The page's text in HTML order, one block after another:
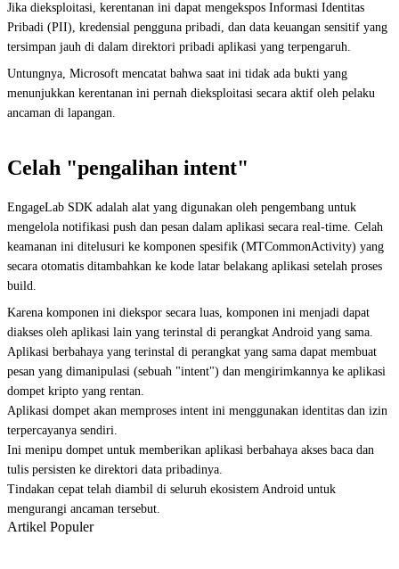
Jika dieksploitasi, kerentanan ini dapat mengekspos Informasi Identitas
Pribadi (PII), kredensial pengguna pribadi, dan data keuangan sensitif yang
tersimpan jauh di dalam direktori pribadi aplikasi yang terpengaruh.
Untungnya, Microsoft mencatat bahwa saat ini tidak ada bukti yang
menunjukkan kerentanan ini pernah dieksploitasi secara aktif oleh pelaku
ancaman di lapangan.
Celah "pengalihan intent"
EngageLab SDK adalah alat yang digunakan oleh pengembang untuk
mengelola notifikasi push dan pesan dalam aplikasi secara real-time. Celah
keamanan ini ditelusuri ke komponen spesifik (MTCommonActivity) yang
secara otomatis ditambahkan ke kode latar belakang aplikasi setelah proses
build.
Karena komponen ini diekspor secara luas, komponen ini menjadi dapat
diakses oleh aplikasi lain yang terinstal di perangkat Android yang sama.
Aplikasi berbahaya yang terinstal di perangkat yang sama dapat membuat
pesan yang dimanipulasi (sebuah "intent") dan mengirimkannya ke aplikasi
dompet kripto yang rentan.
Aplikasi dompet akan memproses intent ini menggunakan identitas dan izin
terpercayanya sendiri.
Ini menipu dompet untuk memberikan aplikasi berbahaya akses baca dan
tulis persisten ke direktori data pribadinya.
Tindakan cepat telah diambil di seluruh ekosistem Android untuk
mengurangi ancaman tersebut.
Artikel Populer